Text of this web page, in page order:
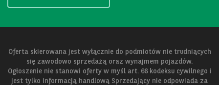
Oferta skierowana jest wyłącznie do podmiotów nie trudniących
się zawodowo sprzedażą oraz wynajmem pojazdów.
Ogłoszenie nie stanowi oferty w myśl art. 66 kodeksu cywilnego i
jest tylko informacją handlową Sprzedający nie odpowiada za